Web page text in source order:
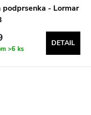
podprsenka - Lormar
>6 ks
DETAIL